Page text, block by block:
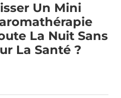
Un Mini
La Nuit Sans
La Santé ?